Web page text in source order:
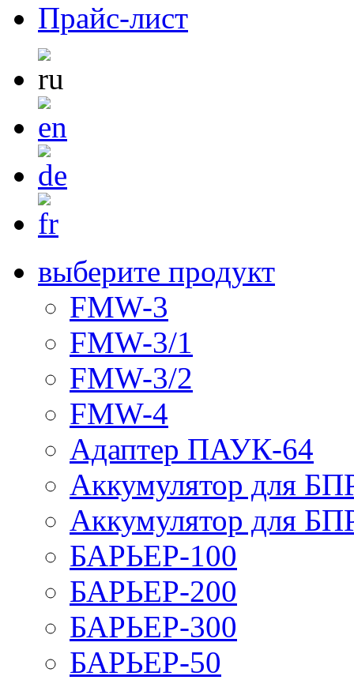
Прайс-лист
выберите продукт
FMW-3
FMW-3/1
FMW-3/2
FMW-4
Адаптер ПАУК-64
Аккумулятор для
Аккумулятор для
БАРЬЕР-100
БАРЬЕР-200
БАРЬЕР-300
БАРЬЕР-50